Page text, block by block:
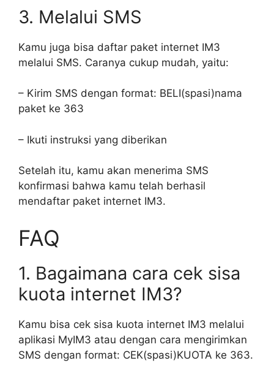
3. Melalui SMS
Kamu juga bisa daftar paket internet IM3
melalui SMS. Caranya cukup mudah, yaitu:
– Kirim SMS dengan format: BELI(spasi)nama
paket ke 363
– Ikuti instruksi yang diberikan
Setelah itu, kamu akan menerima SMS
konfirmasi bahwa kamu telah berhasil
mendaftar paket internet IM3.
FAQ
1. Bagaimana cara cek sisa
kuota internet IM3?
Kamu bisa cek sisa kuota internet IM3 melalui
aplikasi MyIM3 atau dengan cara mengirimkan
SMS dengan format: CEK(spasi)KUOTA ke 363.